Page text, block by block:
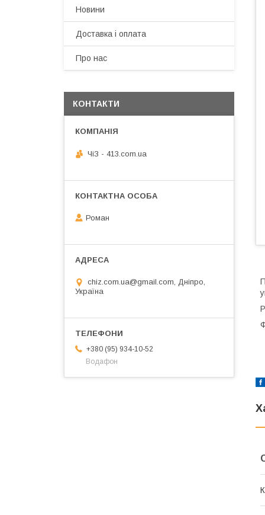
Новини
Доставка і оплата
Про нас
КОНТАКТИ
ЧiЗ - 413.com.ua
Роман
chiz.com.ua@gmail.com, Дніпро,
Україна
+380 (95) 934-10-52
Водафон